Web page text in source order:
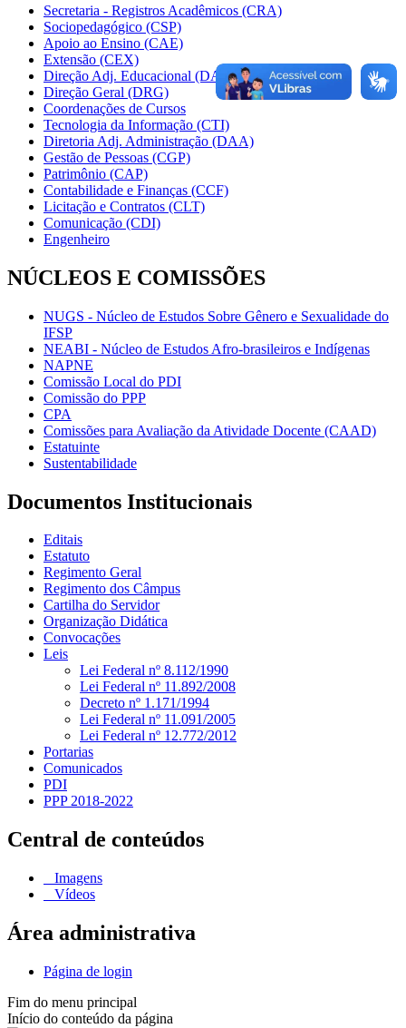
Secretaria - Registros Acadêmicos (CRA)
Sociopedagógico (CSP)
Apoio ao Ensino (CAE)
Extensão (CEX)
Direção Adj. Educacional (DAE)
Direção Geral (DRG)
Coordenações de Cursos
Tecnologia da Informação (CTI)
Diretoria Adj. Administração (DAA)
Gestão de Pessoas (CGP)
Patrimônio (CAP)
Contabilidade e Finanças (CCF)
Licitação e Contratos (CLT)
Comunicação (CDI)
Engenheiro
NÚCLEOS E COMISSÕES
NUGS - Núcleo de Estudos Sobre Gênero e Sexualidade do
IFSP
NEABI - Núcleo de Estudos Afro-brasileiros e Indígenas
NAPNE
Comissão Local do PDI
Comissão do PPP
CPA
Comissões para Avaliação da Atividade Docente (CAAD)
Estatuinte
Sustentabilidade
Documentos Institucionais
Editais
Estatuto
Regimento Geral
Regimento dos Câmpus
Cartilha do Servidor
Organização Didática
Convocações
Leis
Lei Federal nº 8.112/1990
Lei Federal nº 11.892/2008
Decreto nº 1.171/1994
Lei Federal nº 11.091/2005
Lei Federal nº 12.772/2012
Portarias
Comunicados
PDI
PPP 2018-2022
Central de conteúdos
Imagens
Vídeos
Área administrativa
Página de login
Fim do menu principal
Início do conteúdo da página